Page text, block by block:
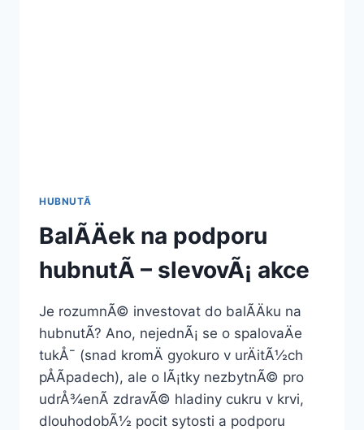
HUBNUTÃ­
BalÃ­Äek na podporu
hubnutÃ­ – slevovÃ¡ akce
Je rozumnÃ© investovat do balÃ­Äku na
hubnutÃ­? Ano, nejednÃ¡ se o spalovaÄe
tukÅ¯ (snad kromÄ gyokuro v urÄitÃ½ch
pÅÃ­padech), ale o lÃ¡tky nezbytnÃ© pro
udrÅ¾enÃ­ zdravÃ© hladiny cukru v krvi,
dlouhodobÃ½ pocit sytosti a podporu